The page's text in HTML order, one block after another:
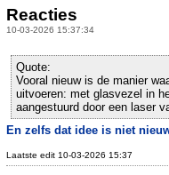
Reacties
10-03-2026 15:37:34
Quote:
Vooral nieuw is de manier
uitvoeren: met glasvezel in
aangestuurd door een laser
En zelfs dat idee is niet
Laatste edit 10-03-2026 15:37